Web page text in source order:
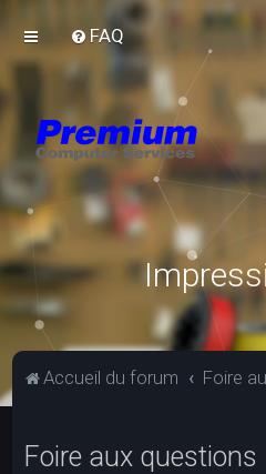
FAQ
Accueil du forum Foire
Foire aux questions